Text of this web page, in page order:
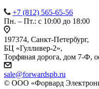
+7 (812) 565-65-56
Пн. – Пт.: с 10:00 до 18:00
197374, Санкт-Петербург,
БЦ «Гулливер-2»,
Торфяная дорога, дом 7-Ф,
sale@forwardspb.ru
© ООО «Форвард